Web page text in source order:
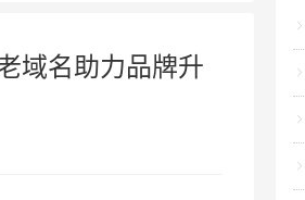
域名助力品牌升